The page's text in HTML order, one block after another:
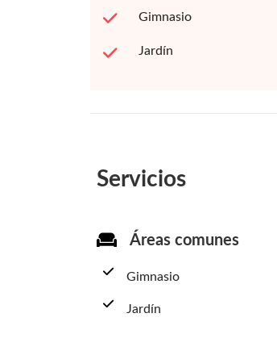
Gimnasio
Jardín
Servicios
Áreas comunes
Gimnasio
Jardín